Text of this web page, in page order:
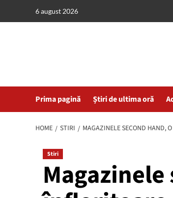
6 august 2026
Prima pagină Știri de ultima oră
HOME STIRI MAGAZINELE SECOND HAND,
Stiri